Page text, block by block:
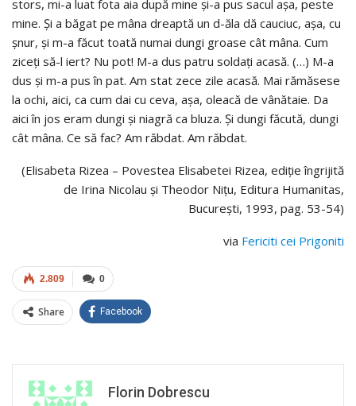
stors, mi-a luat fota aia după mine şi-a pus sacul aşa, peste
mine. Şi a băgat pe mâna dreaptă un d-ăla dă cauciuc, aşa, cu
şnur, şi m-a făcut toată numai dungi groase cât mâna. Cum
ziceți să-l iert? Nu pot! M-a dus patru soldați acasă. (…) M-a
dus și m-a pus în pat. Am stat zece zile acasă. Mai rămăsese
la ochi, aici, ca cum dai cu ceva, așa, oleacă de vânătaie. Da
aici în jos eram dungi și niagră ca bluza. Și dungi făcută, dungi
cât mâna. Ce să fac? Am răbdat. Am răbdat.
(Elisabeta Rizea – Povestea Elisabetei Rizea, ediție îngrijită
de Irina Nicolau și Theodor Nițu, Editura Humanitas,
București, 1993, pag. 53-54)
via Fericiti cei Prigoniti
0
2.809
Share Facebook
Florin Dobrescu